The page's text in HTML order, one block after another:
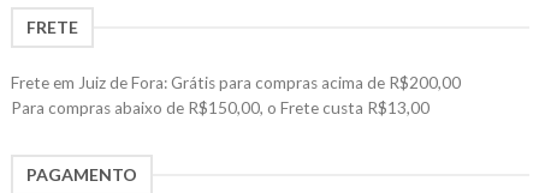
FRETE
Frete em Juiz de Fora: Grátis para compras acima de R$200,00
Para compras abaixo de R$150,00, o Frete custa R$13,00
PAGAMENTO